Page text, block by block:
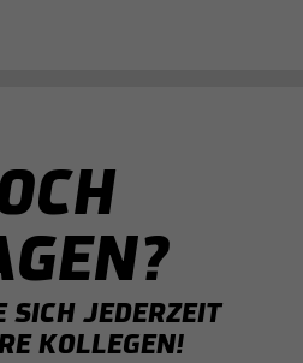
SICH JEDERZEIT
KOLLEGEN!